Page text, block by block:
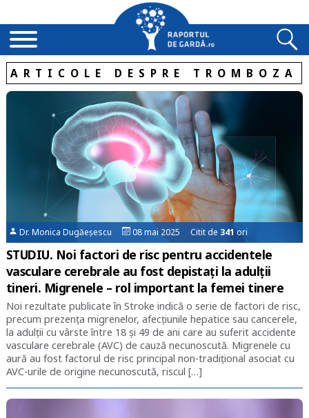
ARTICOLE DESPRE TROMBOZA
Dr. Monica Dugăeșescu 08 mai 2025 Citit de 341ori
STUDIU. Noi factori de risc pentru accidentele
vasculare cerebrale au fost depistaţi la adulţii
tineri. Migrenele – rol important la femei tinere
Noi rezultate publicate în Stroke indică o serie de factori de risc,
precum prezența migrenelor, afecțiunile hepatice sau cancerele,
la adulții cu vârste între 18 și 49 de ani care au suferit accidente
vasculare cerebrale (AVC) de cauză necunoscută. Migrenele cu
aură au fost factorul de risc principal non-tradițional asociat cu
AVC-urile de origine necunoscută, riscul […]